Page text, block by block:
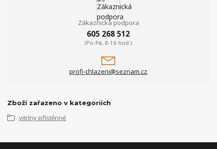
Zákaznická podpora
605 268 512
(Po-Pá, 8-16 hod.)
profi-chlazeni@seznam.cz
Zboží zařazeno v kategoriích
vitríny přístěnné